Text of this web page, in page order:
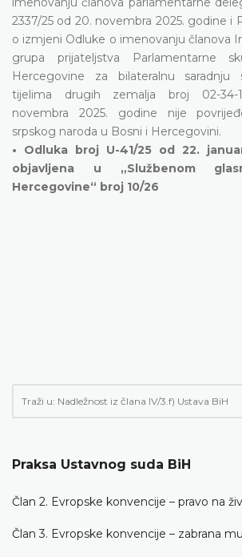
2337/25 od 20. novembra 2025. godine i
o izmjeni Odluke o imenovanju članova
grupa prijateljstva Parlamentarne
Hercegovine za bilateralnu saradnju
tijelima drugih zemalja broj 02-34-
novembra 2025. godine nije
srpskog naroda u Bosni i Hercegovini.
• Odluka broj U-41/25 od 22.
objavljena u „Službenom
Hercegovine“ broj 10/26
Praksa Ustavnog suda BiH
Član 2. Evropske konvencije – pravo na
Član 3. Evropske konvencije – zabrana